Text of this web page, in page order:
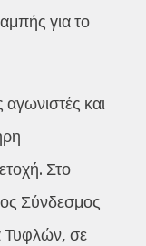
για το
αγωνιστές και
Στο
Σύνδεσμος
Τυφλών, σε